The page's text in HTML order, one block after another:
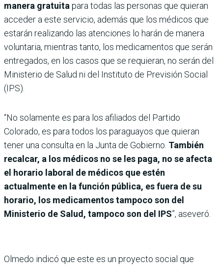
manera gratuita para todas las personas que quieran
acceder a este servicio, además que los médicos que
estarán realizando las atenciones lo harán de manera
voluntaria, mientras tanto, los medicamentos que serán
entregados, en los casos que se requieran, no serán del
Ministerio de Salud ni del Instituto de Previsión Social
(IPS).
“No solamente es para los afiliados del Partido
Colorado, es para todos los paraguayos que quieran
tener una consulta en la Junta de Gobierno. También
recalcar, a los médicos no se les paga, no se afecta
el horario laboral de médicos que estén
actualmente en la función pública, es fuera de su
horario, los medicamentos tampoco son del
Ministerio de Salud, tampoco son del IPS”, aseveró.
Olmedo indicó que este es un proyecto social que